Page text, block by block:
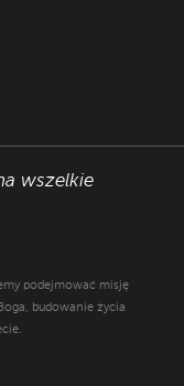
wszelkie
podejmować misję
budowanie życia